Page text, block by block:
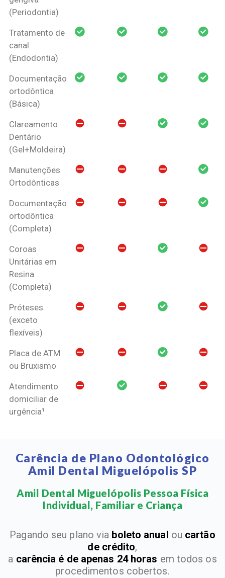
(Periodontia)
Tratamento de
canal
(Endodontia)
Documentação
ortodôntica
(Básica)
Clareamento
Dentário
(Gel+Moldeira)
Manutenções
Ortodônticas
Documentação
ortodôntica
(Completa)
Coroas
Unitárias em
Resina
(Completa)
Próteses
(exceto
flexíveis)
Placa de ATM
ou Bruxismo
Atendimento
domiciliar de
urgência¹
Carência de Plano Odontológico
Amil Dental Miguelópolis SP
Amil Dental Miguelópolis Pessoa Física
Individual, Familiar e Criança​
Pagando seu plano via boleto anual ou cartão
de crédito,
a carência é de apenas 24 horas em todos os
procedimentos cobertos.